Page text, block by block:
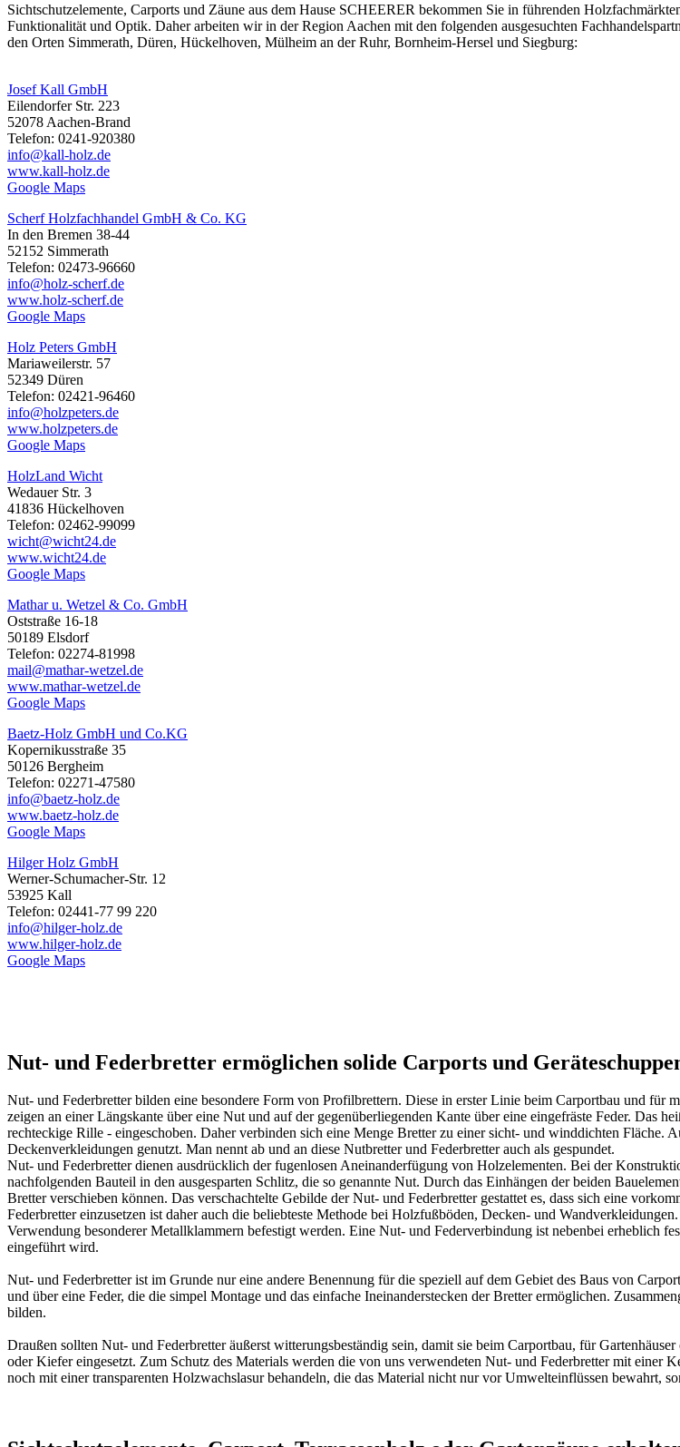
Sichtschutzelemente, Carports und Zäune aus dem Hause SCHEERER bekommen Sie in führenden
Funktionalität und Optik. Daher arbeiten wir in der Region Aachen mit den folgenden ausgesuchten
den Orten Simmerath, Düren, Hückelhoven, Mülheim an der Ruhr, Bornheim-Hersel und Siegburg:
Josef Kall GmbH
Eilendorfer Str. 223
52078 Aachen-Brand
Telefon: 0241-920380
info@kall-holz.de
www.kall-holz.de
Google Maps
Scherf Holzfachhandel GmbH & Co. KG
In den Bremen 38-44
52152 Simmerath
Telefon: 02473-96660
info@holz-scherf.de
www.holz-scherf.de
Google Maps
Holz Peters GmbH
Mariaweilerstr. 57
52349 Düren
Telefon: 02421-96460
info@holzpeters.de
www.holzpeters.de
Google Maps
HolzLand Wicht
Wedauer Str. 3
41836 Hückelhoven
Telefon: 02462-99099
wicht@wicht24.de
www.wicht24.de
Google Maps
Mathar u. Wetzel & Co. GmbH
Oststraße 16-18
50189 Elsdorf
Telefon: 02274-81998
mail@mathar-wetzel.de
www.mathar-wetzel.de
Google Maps
Baetz-Holz GmbH und Co.KG
Kopernikusstraße 35
50126 Bergheim
Telefon: 02271-47580
info@baetz-holz.de
www.baetz-holz.de
Google Maps
Hilger Holz GmbH
Werner-Schumacher-Str. 12
53925 Kall
Telefon: 02441-77 99 220
info@hilger-holz.de
www.hilger-holz.de
Google Maps
Nut- und Federbretter ermöglichen solide Carports und
Nut- und Federbretter bilden eine besondere Form von Profilbrettern. Diese in erster Linie beim Carportbau und für
zeigen an einer Längskante über eine Nut und auf der gegenüberliegenden Kante über eine eingefräste Feder. Das
rechteckige Rille - eingeschoben. Daher verbinden sich eine Menge Bretter zu einer sicht- und winddichten Fläche.
Deckenverkleidungen genutzt. Man nennt ab und an diese Nutbretter und Federbretter auch als gespundet.
Nut- und Federbretter dienen ausdrücklich der fugenlosen Aneinanderfügung von Holzelementen. Bei der
nachfolgenden Bauteil in den ausgesparten Schlitz, die so genannte Nut. Durch das Einhängen der beiden
Bretter verschieben können. Das verschachtelte Gebilde der Nut- und Federbretter gestattet es, dass sich eine
Federbretter einzusetzen ist daher auch die beliebteste Methode bei Holzfußböden, Decken- und
Verwendung besonderer Metallklammern befestigt werden. Eine Nut- und Federverbindung ist nebenbei erheblich
eingeführt wird.
Nut- und Federbretter ist im Grunde nur eine andere Benennung für die speziell auf dem Gebiet des Baus von
und über eine Feder, die die simpel Montage und das einfache Ineinanderstecken der Bretter ermöglichen.
bilden.
Draußen sollten Nut- und Federbretter äußerst witterungsbeständig sein, damit sie beim Carportbau, für
oder Kiefer eingesetzt. Zum Schutz des Materials werden die von uns verwendeten Nut- und Federbretter mit einer
noch mit einer transparenten Holzwachslasur behandeln, die das Material nicht nur vor Umwelteinflüssen bewahrt,